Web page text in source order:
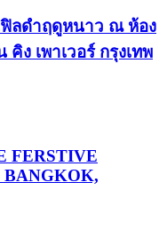
ฟิลดำฤดูหนาว ณ ห้อง
ง เพาเวอร์ กรุงเทพ
FERSTIVE
BANGKOK,